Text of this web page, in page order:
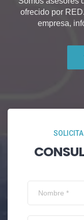
ofrecido por
empresa,